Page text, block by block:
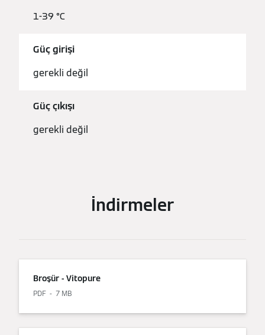
1-39 °C
Güç girişi
gerekli değil
Güç çıkışı
gerekli değil
İndirmeler
Broşür - Vitopure
PDF 7 MB